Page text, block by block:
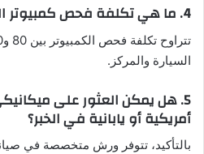
4. ما هي تكلفة فحص كمبيوتر السيارة في الخبر؟
السيارة والمركز.
5. هل يمكن العثور على
أمريكية أو يابانية في الخبر؟
بالتأكيد، تتوفر ورش متخصصة في